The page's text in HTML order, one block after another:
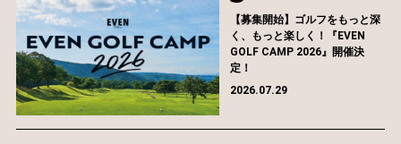
【募集開始】ゴルフをもっと深
く、もっと楽しく！『EVEN
GOLF CAMP 2026』開催決
定！
2026.07.29